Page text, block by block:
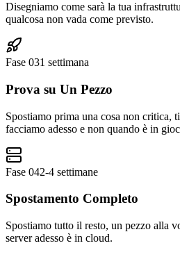
Disegniamo come sarà la tua
qualcosa non vada come previsto.
Fase 031 settimana
Prova su Un Pezzo
Spostiamo prima una cosa non critica,
facciamo adesso e non quando è in
Fase 042-4 settimane
Spostamento Completo
Spostiamo tutto il resto, un pezzo alla
server adesso è in cloud.